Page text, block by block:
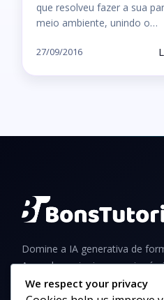
que resolveu fazer a sua
meio ambiente, unindo o…
27/09/2016
Domine a IA generativa de
Aprenda a criar imagens
guias e dicas para iniciantes e
We respect your privacy